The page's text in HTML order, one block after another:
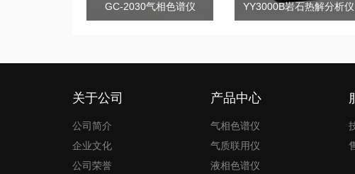
GC-2030气相色谱仪 YY3000B岩石热解分析仪
关于公司
公司简介
企业文化
公司荣誉
产品中心
气相色谱仪
气质联用仪
液相色谱仪